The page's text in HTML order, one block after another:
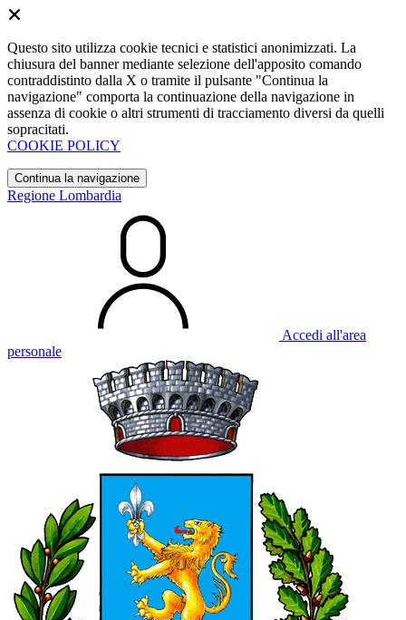
Questo sito utilizza cookie tecnici e statistici anonimizzati. La
chiusura del banner mediante selezione dell'apposito comando
contraddistinto dalla X o tramite il pulsante "Continua la
navigazione" comporta la continuazione della navigazione in
assenza di cookie o altri strumenti di tracciamento diversi da quelli
sopracitati.
COOKIE POLICY
Continua la navigazione
Regione Lombardia
Accedi all'area
personale